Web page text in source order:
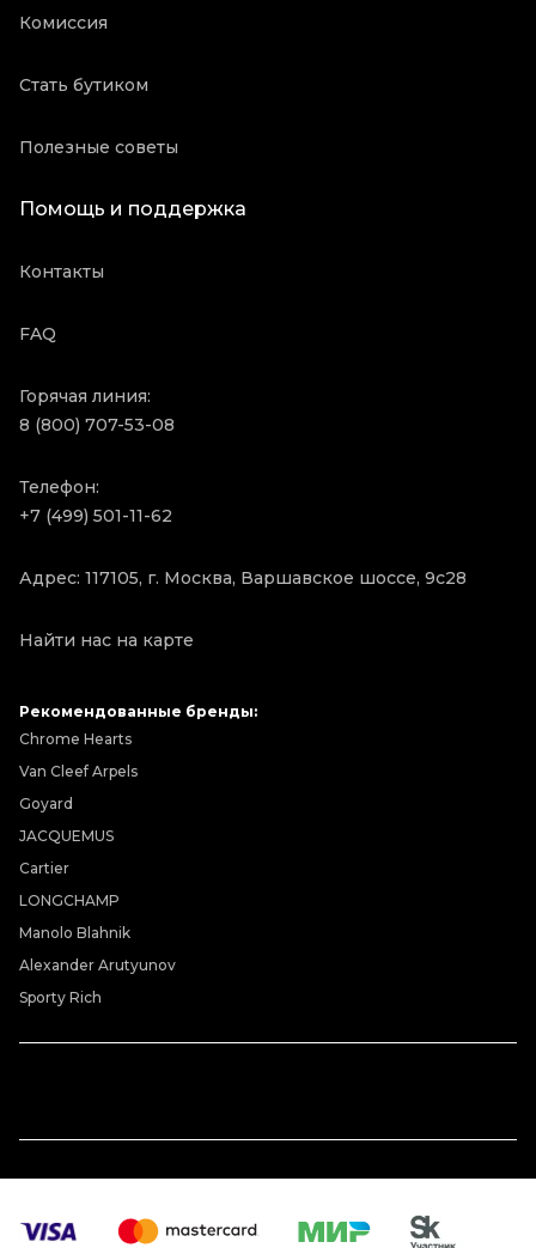
Комиссия
Стать бутиком
Полезные советы
Помощь и поддержка
Контакты
FAQ
Горячая линия:
8 (800) 707-53-08
Телефон:
+7 (499) 501-11-62
Адрес: 117105, г. Москва, Варшавское шоссе, 9с28
Найти нас на карте
Рекомендованные бренды:
Chrome Hearts
Van Cleef Arpels
Goyard
JACQUEMUS
Cartier
LONGCHAMP
Manolo Blahnik
Alexander Arutyunov
Sporty Rich